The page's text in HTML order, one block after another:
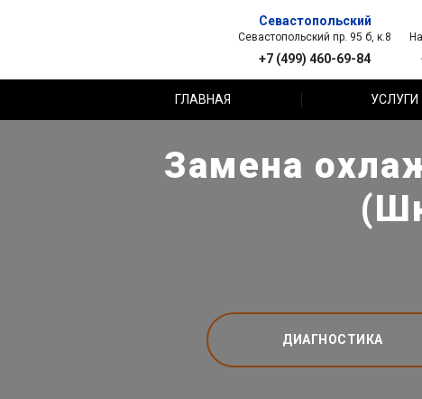
Севастопольский
Севастопольский пр. 95 б, к.8
+7 (499) 460-69-84
ГЛАВНАЯ УСЛУГИ
Замена
ДИАГНОСТИКА